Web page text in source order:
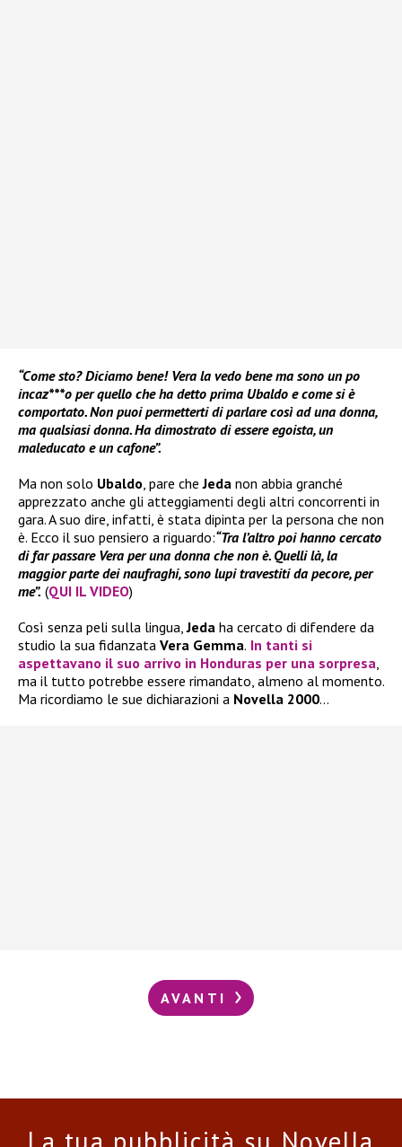
“Come sto? Diciamo bene! Vera la vedo bene ma sono un po
incaz***o per quello che ha detto prima Ubaldo e come si è
comportato. Non puoi permetterti di parlare così ad una donna,
ma qualsiasi donna. Ha dimostrato di essere egoista, un
maleducato e un cafone”.
Ma non solo Ubaldo, pare cheJeda non abbia granché
apprezzato anche gli atteggiamenti degli altri concorrenti in
gara. A suo dire, infatti, è stata dipinta per la persona che non
è. Ecco il suo pensiero a riguardo:“Tra l’altro poi hanno cercato
di far passare Vera per una donna che non è. Quelli là, la
maggior parte dei naufraghi, sono lupi travestiti da pecore, per
me”. (QUI IL VIDEO)
Così senza peli sulla lingua,Jeda ha cercato di difendere da
studio la sua fidanzata Vera Gemma. In tanti si
aspettavano il suo arrivo in Honduras per una sorpresa,
ma il tutto potrebbe essere rimandato, almeno al momento.
Ma ricordiamo le sue dichiarazioni a Novella 2000…
AVANTI